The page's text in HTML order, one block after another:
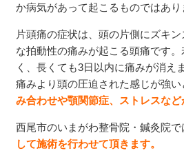
か病気があって起こるものではあり
片頭痛の症状は、頭の片側にズキ
な拍動性の痛みが起こる頭痛です
く、長くても3日以内に痛みが消え
痛みより頭の圧迫された感じが強い
み合わせや顎関節症、ストレスなど
西尾市のいまがわ整骨院・鍼灸院
して施術を行わせて頂きます。